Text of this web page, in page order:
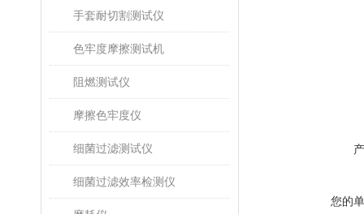
手套耐切割测试仪
色牢度摩擦测试机
阻燃测试仪
摩擦色牢度仪
细菌过滤测试仪
细菌过滤效率检测仪
您的